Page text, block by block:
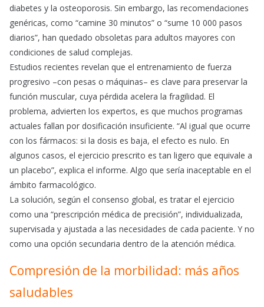
diabetes y la osteoporosis. Sin embargo, las recomendaciones
genéricas, como “camine 30 minutos” o “sume 10 000 pasos
diarios”, han quedado obsoletas para adultos mayores con
condiciones de salud complejas.
Estudios recientes revelan que el entrenamiento de fuerza
progresivo –con pesas o máquinas– es clave para preservar la
función muscular, cuya pérdida acelera la fragilidad. El
problema, advierten los expertos, es que muchos programas
actuales fallan por dosificación insuficiente. “Al igual que ocurre
con los fármacos: si la dosis es baja, el efecto es nulo. En
algunos casos, el ejercicio prescrito es tan ligero que equivale a
un placebo”, explica el informe. Algo que sería inaceptable en el
ámbito farmacológico.
La solución, según el consenso global, es tratar el ejercicio
como una “prescripción médica de precisión”, individualizada,
supervisada y ajustada a las necesidades de cada paciente. Y no
como una opción secundaria dentro de la atención médica.
Compresión de la morbilidad: más años
saludables